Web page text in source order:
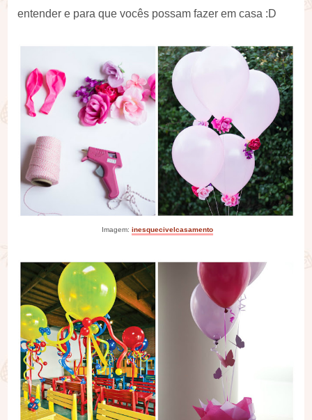
entender e para que vocês possam fazer em casa :D
Imagem: inesquecivelcasamento